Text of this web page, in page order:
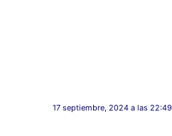
17 septiembre, 2024 a las 22:49